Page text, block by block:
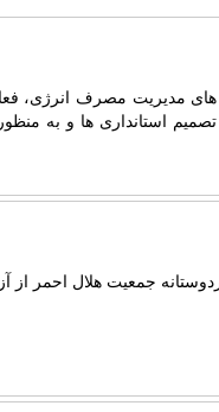
مدیریت مصرف انرژی،
تصمیم استانداری ها و به